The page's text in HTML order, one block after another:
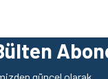
Yorum Yaz
Soru Sor